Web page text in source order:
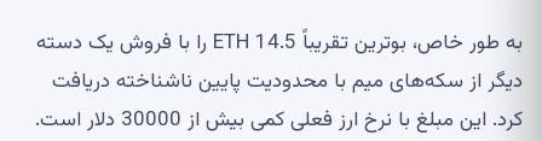
به طور خاص، بوترین تقریباً 14.5 ETH را با فروش یک دسته
دیگر از سکه‌های میم با محدودیت پایین ناشناخته دریافت
کرد. این مبلغ با نرخ ارز فعلی کمی بیش از 30000 دلار است.